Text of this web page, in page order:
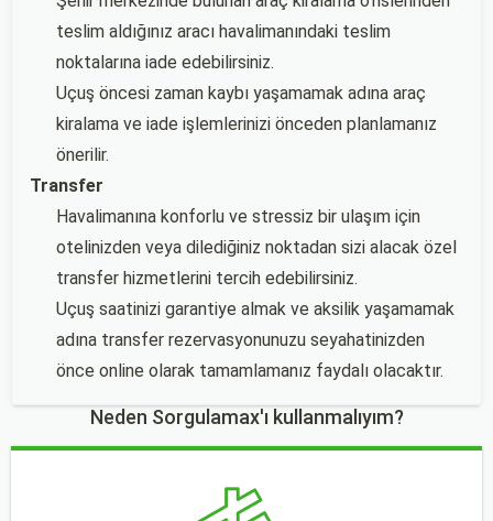
teslim aldığınız aracı havalimanındaki teslim
noktalarına iade edebilirsiniz.
Uçuş öncesi zaman kaybı yaşamamak adına araç
kiralama ve iade işlemlerinizi önceden planlamanız
önerilir.
Transfer
Havalimanına konforlu ve stressiz bir ulaşım için
otelinizden veya dilediğiniz noktadan sizi alacak özel
transfer hizmetlerini tercih edebilirsiniz.
Uçuş saatinizi garantiye almak ve aksilik yaşamamak
adına transfer rezervasyonunuzu seyahatinizden
önce online olarak tamamlamanız faydalı olacaktır.
Neden Sorgulamax'ı kullanmalıyım?